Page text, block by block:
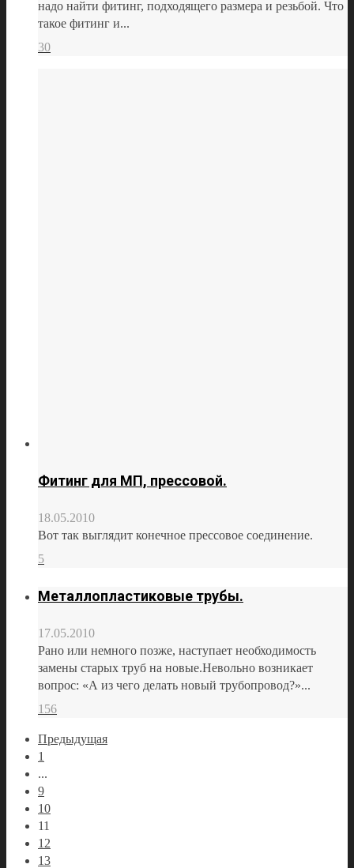
надо найти фитинг, подходящего размера и резьбой. Что
такое фитинг и...
30
Фитинг для МП, прессовой.
18.05.2010
Вот так выглядит конечное прессовое соединение.
5
Металлопластиковые трубы.
17.05.2010
Рано или немного позже, наступает необходимость
замены старых труб на новые.Невольно возникает
вопрос: «А из чего делать новый трубопровод?»...
156
Предыдущая
1
...
9
10
11
12
13